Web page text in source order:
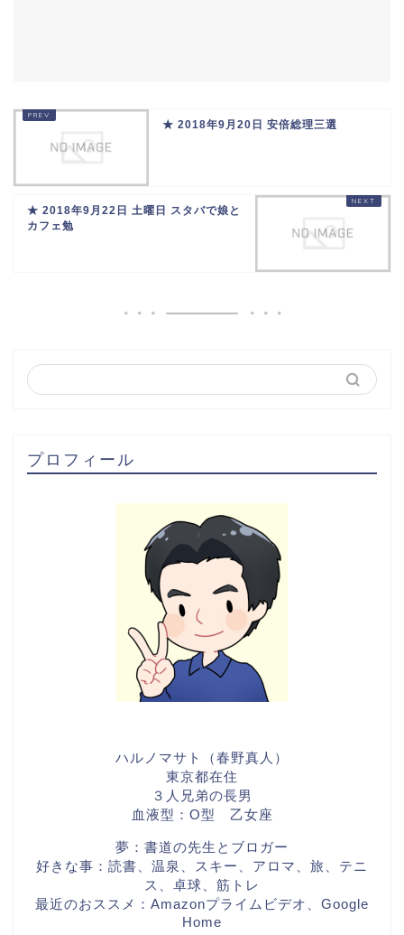
★ 2018年9月20日 安倍総理三選
★ 2018年9月22日 土曜日 スタバで娘と
カフェ勉
プロフィール
ハルノマサト（春野真人）
東京都在住
３人兄弟の長男
血液型：O型 乙女座
夢：書道の先生とブロガー
好きな事：読書、温泉、スキー、アロマ、旅、テニ
ス、卓球、筋トレ
最近のおススメ：Amazonプライムビデオ、Google
Home